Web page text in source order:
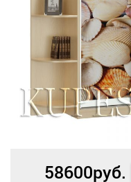
58600руб.